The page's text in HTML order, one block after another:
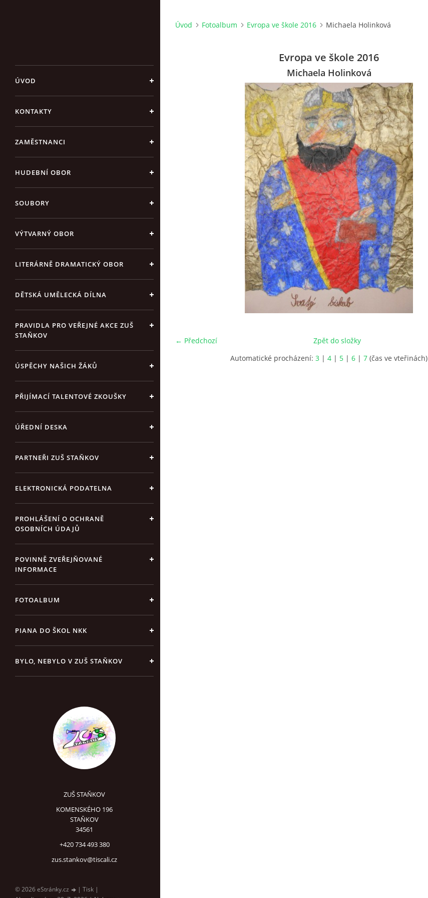
ÚVOD
KONTAKTY
ZAMĚSTNANCI
HUDEBNÍ OBOR
SOUBORY
VÝTVARNÝ OBOR
LITERÁRNĚ DRAMATICKÝ OBOR
DĚTSKÁ UMĚLECKÁ DÍLNA
PRAVIDLA PRO VEŘEJNÉ AKCE ZUŠ
STAŇKOV
ÚSPĚCHY NAŠICH ŽÁKŮ
PŘIJÍMACÍ TALENTOVÉ ZKOUŠKY
ÚŘEDNÍ DESKA
PARTNEŘI ZUŠ STAŇKOV
ELEKTRONICKÁ PODATELNA
PROHLÁŠENÍ O OCHRANĚ
OSOBNÍCH ÚDAJŮ
POVINNĚ ZVEŘEJŇOVANÉ
INFORMACE
FOTOALBUM
PIANA DO ŠKOL NKK
BYLO, NEBYLO V ZUŠ STAŇKOV
ZUŠ STAŇKOV
KOMENSKÉHO 196
STAŇKOV
34561
+420 734 493 380
zus.stankov@tiscali.cz
© 2026 eStránky.cz | Tisk |
Úvod Fotoalbum Evropa ve škole 2016 Michaela Holinková
Evropa ve škole 2016
Michaela Holinková
← Předchozí
Zpět do složky
Automatické procházení: 3 | 4 | 5 | 6 | 7 (čas ve vteřinách)